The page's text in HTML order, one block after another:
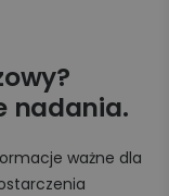
nadania.
ważne dla